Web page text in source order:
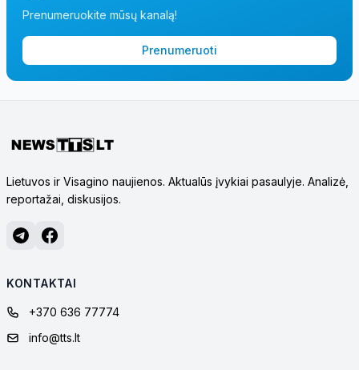
Prenumeruokite mūsų kanalą!
Prenumeruoti
Lietuvos ir Visagino naujienos. Aktualūs įvykiai pasaulyje. Analizė,
reportažai, diskusijos.
KONTAKTAI
+370 636 77774
info@tts.lt